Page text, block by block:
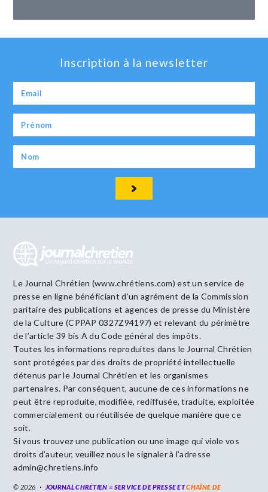
Inscription à la newsletter
Le Journal Chrétien (www.chrétiens.com) est un service de
presse en ligne bénéficiant d’un agrément de la Commission
paritaire des publications et agences de presse du Ministère
de la Culture (CPPAP 0327Z94197) et relevant du périmètre
de l’article 39 bis A du Code général des impôts.
Toutes les informations reproduites dans le Journal Chrétien
sont protégées par des droits de propriété intellectuelle
détenus par le Journal Chrétien et les organismes
partenaires. Par conséquent, aucune de ces informations ne
peut être reproduite, modifiée, rediffusée, traduite, exploitée
commercialement ou réutilisée de quelque manière que ce
soit.
Si vous trouvez une publication ou une image qui viole vos
droits d’auteur, veuillez nous le signaler à l’adresse
admin@chretiens.info
© 2026 JOURNAL CHRÉTIEN = SERVICE DE PRESSE ETCHAÎNE DE